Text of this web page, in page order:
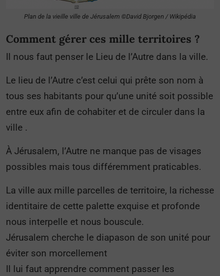
Plan de la vieille ville de Jérusalem ©David Bjorgen / Wikipédia
Comment gérer ces mille territoires ?
Il nous faut penser le Lieu de l’Autre dans la ville.
Le lieu de l’Autre c’est celui qui prête son nom à
tous ses habitants pour qu’une unité soit possible
entre eux afin de cohabiter et de circuler dans la
ville .
À Jérusalem, l’Autre ne manque pas de visages
possibles mais tous différemment praticables.
La ville aux mille parcelles de territoire, la richesse
identitaire de cette palette exquise et profonde
nous interpelle et nous bouscule.
Jérusalem cherche le diapason de son unité pour
éviter son morcellement
Il lui faut apprendre comment passer les